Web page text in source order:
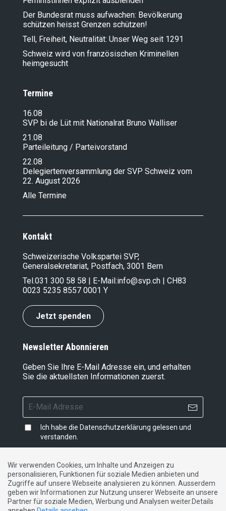
Der Bundesrat muss aufwachen: Bevölkerung
schützen heisst Grenzen schützen!
Tell, Freiheit, Neutralität: Unser Weg seit 1291
Schweiz wird von französischen Kriminellen
heimgesucht
Termine
16.08
SVP bi de Lüt mit Nationalrat Bruno Walliser
21.08
Parteileitung / Parteivorstand
22.08
Delegiertenversammlung der SVP Schweiz vom
22. August 2026
Alle Termine
Kontakt
Schweizerische Volkspartei SVP,
Generalsekretariat, Postfach, 3001 Bern
Tel.031 300 58 58 | E-Mail:info@svp.ch | CH83
0023 5235 8557 0001 Y
Jetzt spenden
Newsletter Abonnieren
Geben Sie Ihre E-Mail Adresse ein, und erhalten
Sie die aktuellsten Informationen zuerst.
Ich habe die Datenschutzerklärung gelesen und
verstanden.
Impressum|Datenschutzerklärung|Kontakt
DE FR IT
Wir verwenden Cookies, um Inhalte und Anzeigen zu
personalisieren, Funktionen für soziale Medien anbieten und
Zugriffe auf unsere Webseite analysieren zu können. Ausserdem
geben wir Informationen zur Nutzung unserer Webseite an unsere
Partner für soziale Medien, Werbung und Analysen weiter.Details